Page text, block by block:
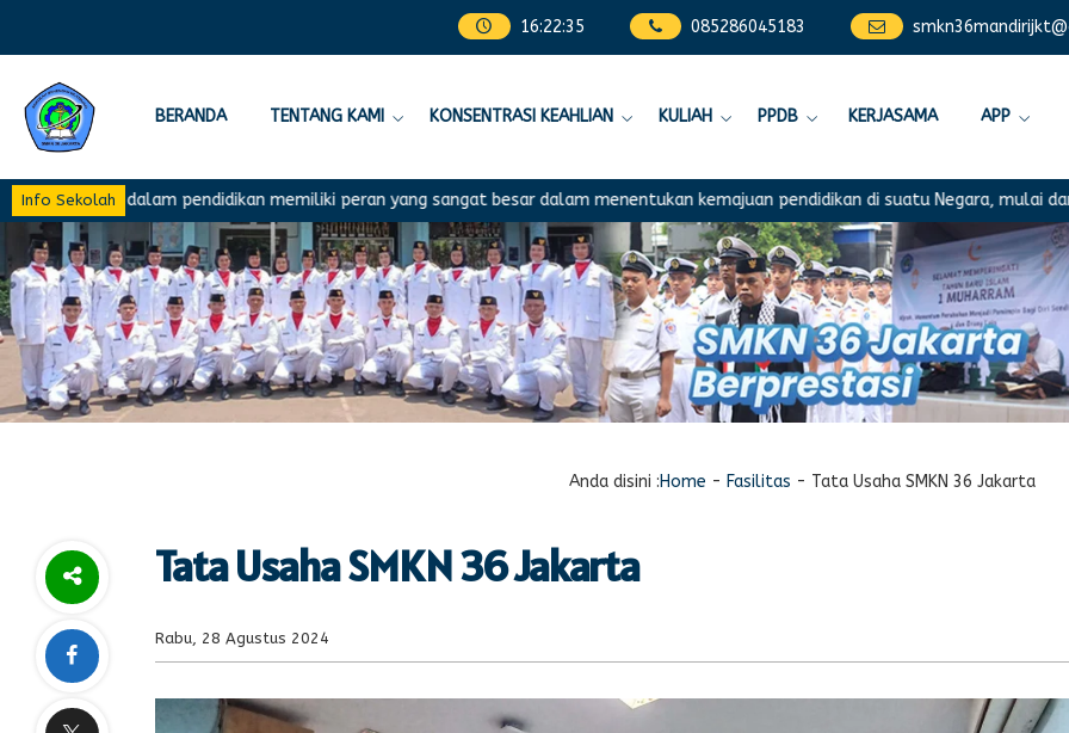
16:22:36 085286045183
BERANDA TENTANG KAMI KONSENTRASI KEAHLIAN KULIAH PPDB KERJASAMA APP
Info Sekolah
dalam pendidikan memiliki peran yang sangat besar dalam menentukan kemajuan pendidikan di suatu Negara, mulai dari
Anda disini :Home - Fasilitas - Tata Usaha SMKN 36 Jakarta
Tata Usaha SMKN 36 Jakarta
Rabu, 28 Agustus 2024